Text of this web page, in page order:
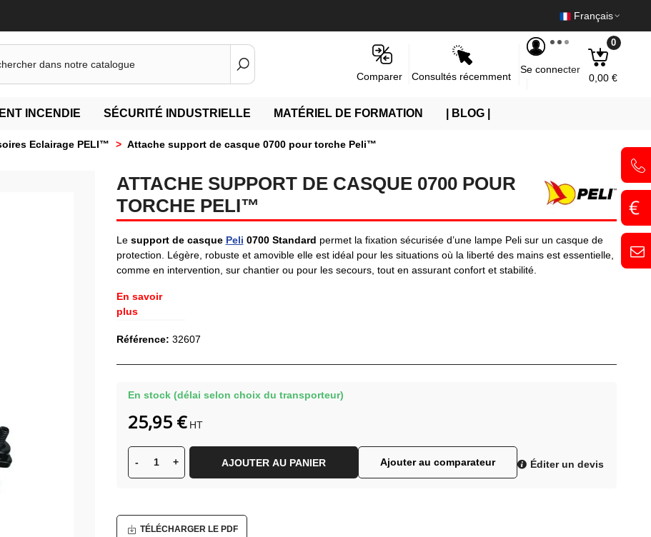
Français
Consultés récemment
Se connecter
0
0,00 €
Comparer
INCENDIE SÉCURITÉ INDUSTRIELLE MATÉRIEL DE FORMATION | BLOG |
Eclairage PELI™ > Attache support de casque 0700 pour torche Peli™
ATTACHE SUPPORT DE CASQUE 0700 POUR
TORCHE PELI™
Le support de casque Peli 0700 Standard permet la fixation sécurisée d’une lampe Peli sur un casque de
protection. Légère, robuste et amovible elle est idéal pour les situations où la liberté des mains est essentielle,
comme en intervention, sur chantier ou pour les secours, tout en assurant confort et stabilité.
En savoir
plus
Référence: 32607
En stock (délai selon choix du transporteur)
- + AJOUTER AU PANIER Ajouter au comparateur Éditer un devis
25,95 € HT
TÉLÉCHARGER LE PDF